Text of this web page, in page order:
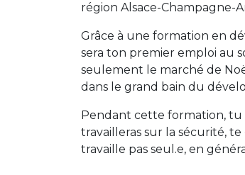
région Alsace-Champagne-
Grâce à une formation en
sera ton premier emploi au
seulement le marché de
dans le grand bain du
Pendant cette formation, tu
travailleras sur la sécurité,
travaille pas seul.e, en